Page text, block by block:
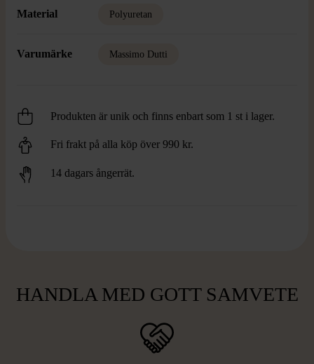
Material Polyuretan
Varumärke Massimo Dutti
Produkten är unik och finns enbart som 1 st i lager.
Fri frakt på alla köp över 990 kr.
14 dagars ångerrät.
HANDLA MED GOTT SAMVETE